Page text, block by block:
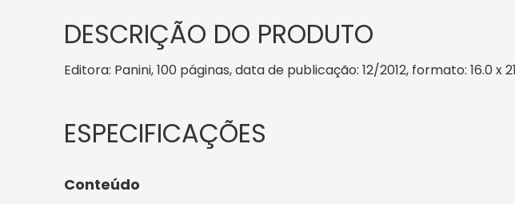
DESCRIÇÃO DO PRODUTO
Editora: Panini, 100 páginas, data de publicação: 12/2012, formato: 16.0
Conteúdo